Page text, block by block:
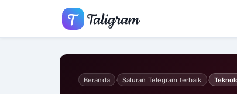
Beranda › Saluran Telegram terbaik ›